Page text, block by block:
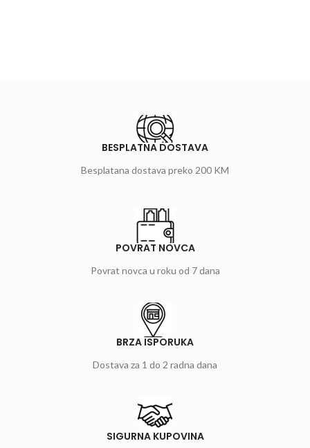
BESPLATNA DOSTAVA
Besplatana dostava preko 200 KM
POVRAT NOVCA
Povrat novca u roku od 7 dana
BRZA ISPORUKA
Dostava za 1 do 2 radna dana
SIGURNA KUPOVINA